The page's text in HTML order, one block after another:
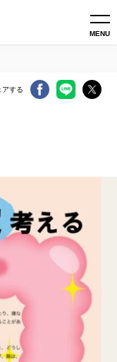
MENU
アする